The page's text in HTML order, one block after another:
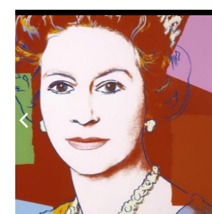
arrow_back_ios